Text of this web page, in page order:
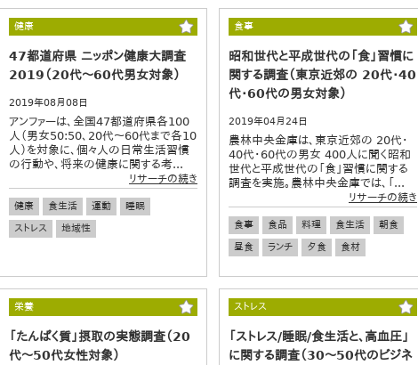
健康
47都道府県 ニッポン健康大調査
2019（20代～60代男女対象）
2019年08月08日
アンファーは、全国47都道府県各100
人（男女50:50、20代～60代まで各10
人）を対象に、個々人の日常生活習慣
の行動や、将来の健康に関する考...
リサーチの続き
健康 食生活 運動
睡眠
ストレス
地域性
食事
昭和世代と平成世代の「食」習慣に
関する調査（東京近郊の 20代・40
代・60代の男女対象）
2019年04月24日
農林中央金庫は、東京近郊の 20代・
40代・60代の男女 400人に聞く昭和
世代と平成世代の「食」習慣に関する
調査を実施。農林中央金庫では、「...
リサーチの続き
食事 食品 料理 食生活
朝食
昼食
ランチ 夕食 食材
栄養
「たんぱく質」摂取の実態調査（20
代～50代女性対象）
ストレス
「ストレス/睡眠/食生活と、高血圧」
に関する調査（30～50代のビジネ